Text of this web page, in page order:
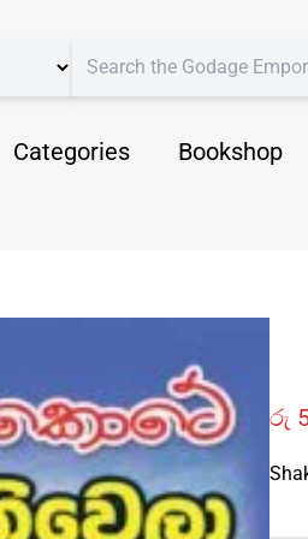
Categories Bookshop
රු